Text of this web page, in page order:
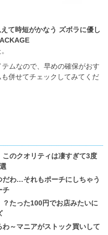
て時短がかなう ズボラに優し
ムなので、早めの確保がおす
併せてチェックしてみてくだ
のクオリティは凄すぎて3度
だわ…それもポーチにしちゃう
チ
たった100円でお店みたいに
～マニアがストック買いして